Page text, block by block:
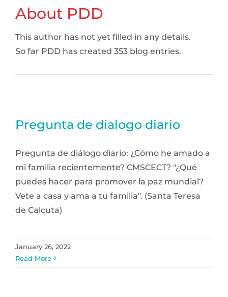
About PDD
This author has not yet filled in any details.
So far PDD has created 353 blog entries.
Pregunta de dialogo diario
Pregunta de diálogo diario: ¿Cómo he amado a
mi familia recientemente? CMSCECT? "¿Qué
puedes hacer para promover la paz mundial?
Vete a casa y ama a tu familia". (Santa Teresa
de Calcuta)
January 26, 2022
Read More